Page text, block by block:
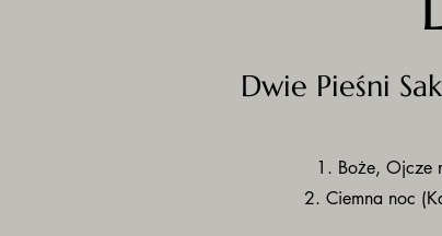
Dwie Pieśni
1. Boże, Ojcze
2. Ciemna noc